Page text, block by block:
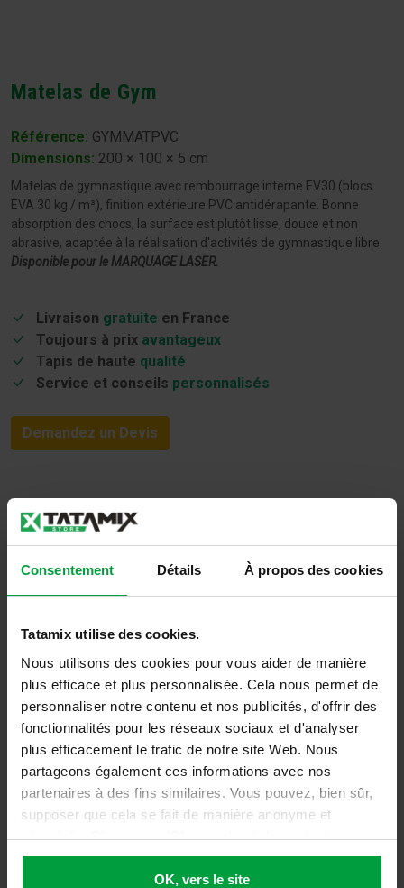
Consentement Détails À propos des cookies
Tatamix utilise des cookies.
Nous utilisons des cookies pour vous aider de manière
plus efficace et plus personnalisée. Cela nous permet de
personnaliser notre contenu et nos publicités, d'offrir des
fonctionnalités pour les réseaux sociaux et d'analyser
plus efficacement le trafic de notre site Web. Nous
partageons également ces informations avec nos
partenaires à des fins similaires. Vous pouvez, bien sûr,
supposer que cela se fait de manière anonyme et
sécurisée. Cliquez sur 'Ok, vers le site' pour tout
accepter ou ajustez manuellement vos préférences.
OK, vers le site
Matelas de Gym
Référence: GYMMATPVC
Dimensions: 200 × 100 × 5 cm
Matelas de gymnastique avec rembourrage interne EV30 (blocs
EVA 30 kg / m³), ​​finition extérieure PVC antidérapante. Bonne
absorption des chocs, la surface est plutôt lisse, douce et non
abrasive, adaptée à la réalisation d'activités de gymnastique libre.
Disponible pour le MARQUAGE LASER.
Livraison gratuite en France
Toujours à prix avantageux
Tapis de haute qualité
Service et conseils personnalisés
Demandez un Devis
Informations complémentaires
Poids 6,5 kg
PEUT-ÊTRE AUSSI INTÉRESSANT